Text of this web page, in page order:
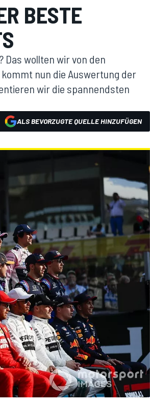
BESTE
wollten wir von den
nun die Auswertung der
wir die spannendsten
ALS BEVORZUGTE QUELLE HINZUFÜGEN